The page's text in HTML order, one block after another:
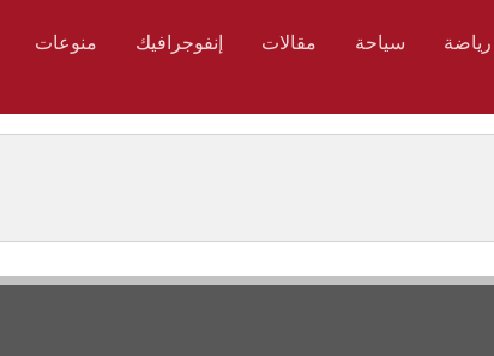
رياضة سياحة مقالات إنفوجرافيك منوعات